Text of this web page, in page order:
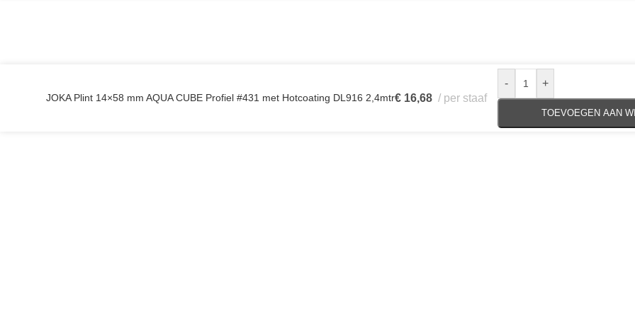
JOKA Plint 14×58 mm AQUA CUBE Profiel #431 met Hotcoating DL916 2,4mtr€ 16,68 per staaf
- +
TOEVOEGEN AAN